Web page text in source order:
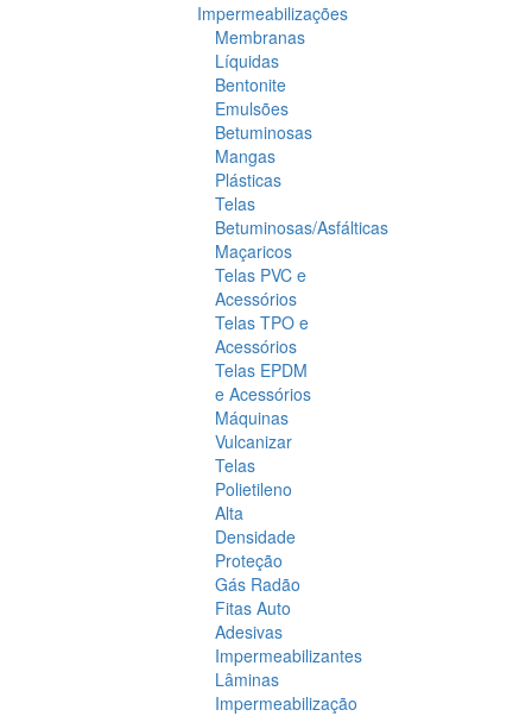
Impermeabilizações
Membranas
Líquidas
Bentonite
Emulsões
Betuminosas
Mangas
Plásticas
Telas
Betuminosas/Asfálticas
Maçaricos
Telas PVC e
Acessórios
Telas TPO e
Acessórios
Telas EPDM
e Acessórios
Máquinas
Vulcanizar
Telas
Polietileno
Alta
Densidade
Proteção
Gás Radão
Fitas Auto
Adesivas
Impermeabilizantes
Lâminas
Impermeabilização